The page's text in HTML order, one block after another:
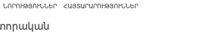
ՆՈՐՈՒԹՅՈՒՆՆԵՐ ՀԱՅՏԱՐԱՐՈՒԹՅՈՒՆՆԵՐ